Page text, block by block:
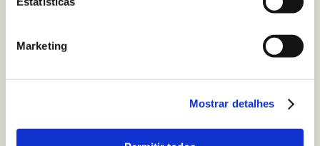
Marketing
Mostrar detalhes
5 truques para melhorar